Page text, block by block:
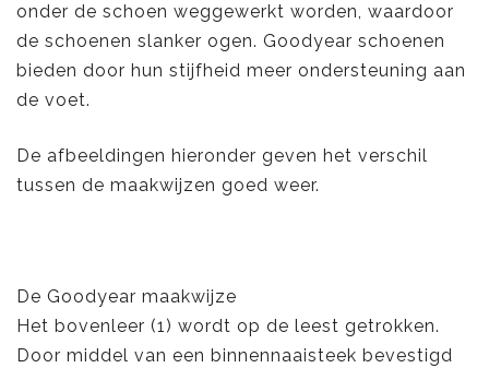
onder de schoen weggewerkt worden, waardoor
de schoenen slanker ogen. Goodyear schoenen
bieden door hun stijfheid meer ondersteuning aan
de voet.
De afbeeldingen hieronder geven het verschil
tussen de maakwijzen goed weer.
De Goodyear maakwijze
Het bovenleer (1) wordt op de leest getrokken.
Door middel van een binnennaaisteek bevestigd